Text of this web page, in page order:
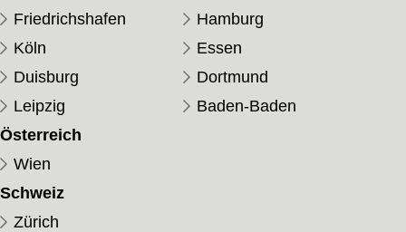
Friedrichshafen
Hamburg
Köln
Essen
Duisburg
Dortmund
Leipzig
Baden-Baden
Österreich
Wien
Schweiz
Zürich